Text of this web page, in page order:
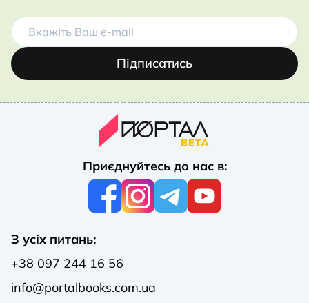
Підписатись
Приєднуйтесь до нас в:
З усіх питань:
+38 097 244 16 56
info@portalbooks.com.ua